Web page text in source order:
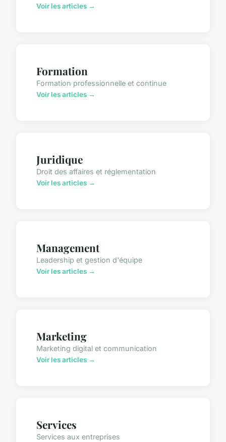
Voir les articles →
Formation
Formation professionnelle et continue
Voir les articles →
Juridique
Droit des affaires et réglementation
Voir les articles →
Management
Leadership et gestion d'équipe
Voir les articles →
Marketing
Marketing digital et communication
Voir les articles →
Services
Services aux entreprises